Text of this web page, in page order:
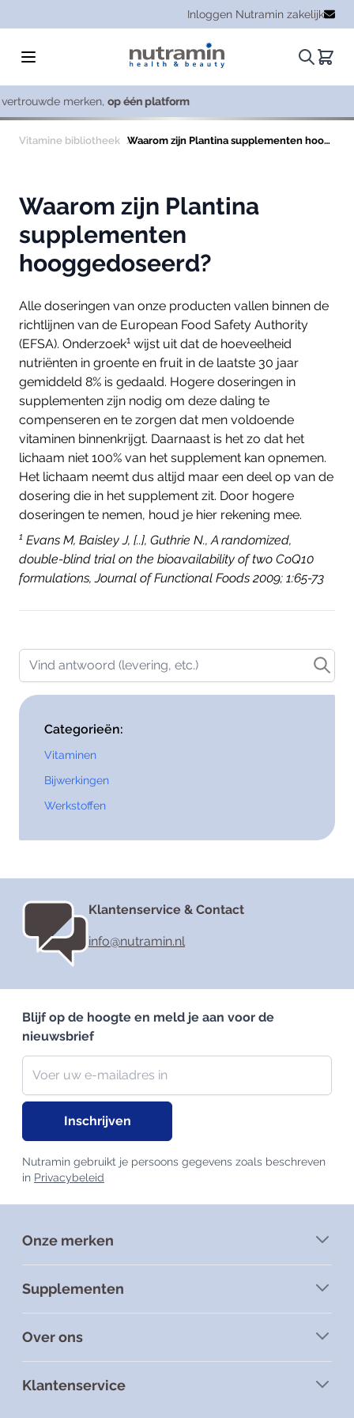
Inloggen Nutramin zakelijk
Zoeken.
Vitamine bibliotheek Waarom zijn Plantina supplementen hooggedoseerd?
Waarom zijn Plantina
supplementen
hooggedoseerd?
Alle doseringen van onze producten vallen binnen de
richtlijnen van de European Food Safety Authority
(EFSA). Onderzoek1 wijst uit dat de hoeveelheid
nutriënten in groente en fruit in de laatste 30 jaar
gemiddeld 8% is gedaald. Hogere doseringen in
supplementen zijn nodig om deze daling te
compenseren en te zorgen dat men voldoende
vitaminen binnenkrijgt. Daarnaast is het zo dat het
lichaam niet 100% van het supplement kan opnemen.
Het lichaam neemt dus altijd maar een deel op van de
dosering die in het supplement zit. Door hogere
doseringen te nemen, houd je hier rekening mee.
1 Evans M, Baisley J, [..], Guthrie N., A randomized,
double-blind trial on the bioavailability of two CoQ10
formulations, Journal of Functional Foods 2009; 1:65-73
Vind antwoord (levering, etc.)
Categorieën:
Vitaminen
Bijwerkingen
Werkstoffen
Klantenservice & Contact
info@nutramin.nl
Blijf op de hoogte en meld je aan voor de
nieuwsbrief
Nieuwsbrief
E-mailadres
Inschrijven
Nutramin gebruikt je persoons gegevens zoals beschreven
in Privacybeleid
Onze merken
Supplementen
Over ons
Klantenservice